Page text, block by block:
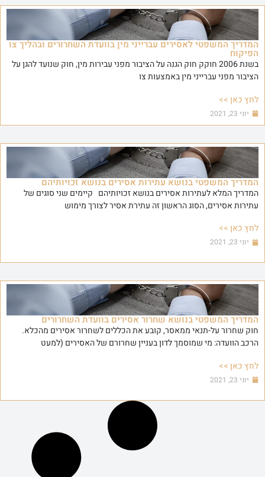
המדריך המשפטי לאסירים עברייני מין בוועדת השחרורים ובהליך צו
הפיקוח
בשנת 2006 חוקק חוק הגנה על הציבור מפני עבירות מין, חוק שנועד להגן על
הציבור מפני עברייני מין באמצעות צו
לחץ כאן >>
יוני 23, 2021
המדריך המשפטי בנושא עתירות אסירים בנושא זכויותיהם
המדריך המלא לעתירות אסירים בנושא זכויותיהם קיימים שני סוגים של
עתירות אסירים, הסוג הראשון זה עתירת אסיר לצורך מימוש
לחץ כאן >>
יוני 23, 2021
המדריך המשפטי בנושא שחרור אסירים בוועדת השחרורים
חוק שחרור על-תנאי ממאסר, קובע את הכללים לשחרור אסירים מהכלא.
הרכב הוועדה: מי שמוסמך לדון בעניין שחרורם של האסירים (למעט
לחץ כאן >>
יוני 23, 2021